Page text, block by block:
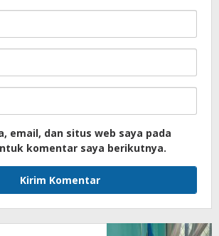
email, dan situs web saya pada
komentar saya berikutnya.